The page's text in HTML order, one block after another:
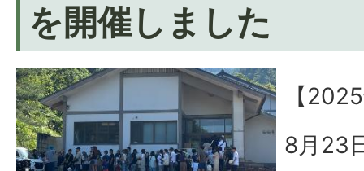
を開催しました
【
8月23